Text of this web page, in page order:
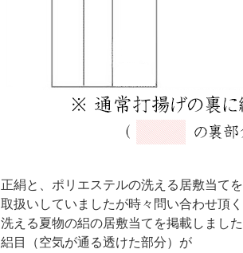
正絹と、ポリエステルの洗える居敷当て
取扱いしていましたが時々問い合わせ頂
洗える夏物の絽の居敷当てを掲載しました
絽目（空気が通る透けた部分）が